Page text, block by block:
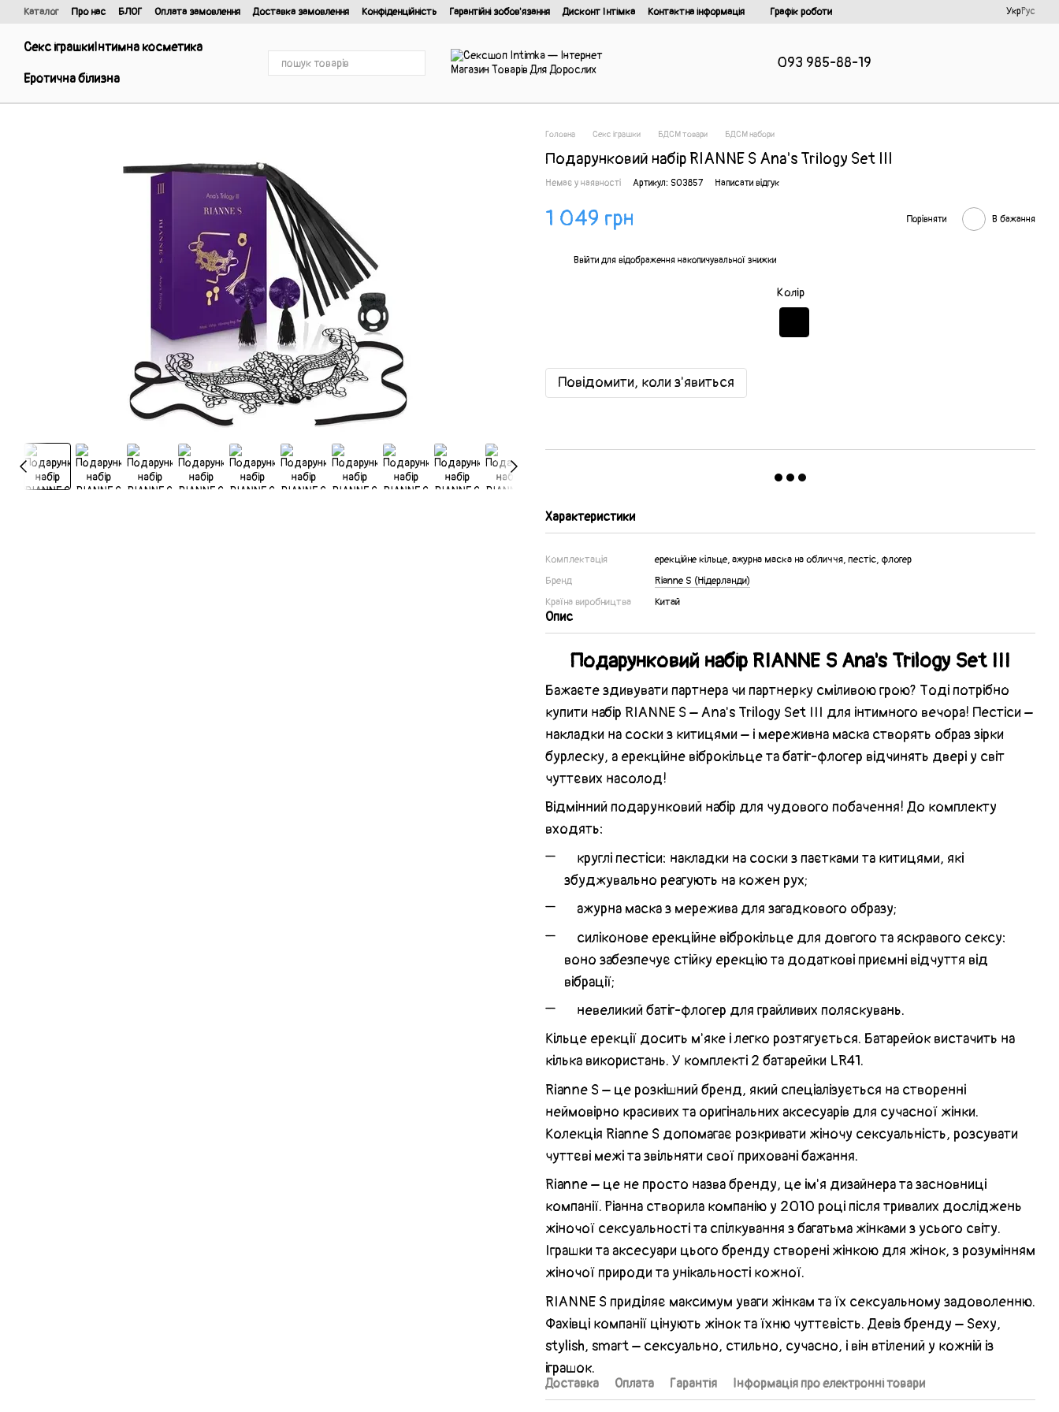
Перейти до основного контенту
Каталог Про нас БЛОГ Оплата замовлення Доставка замовлення Конфіденційність Гарантійні зобов'язання Дисконт Інтімка Контактна інформація
Графік роботи
УкрРус
Секс іграшкиІнтимна косметика
Еротична білизна
093 985-88-19
Головна Секс іграшки БДСМ товари БДСМ набори
Подарунковий набір RIANNE S Ana's Trilogy Set III
Немає у наявності Артикул: SO3857 Написати відгук
1 049 грн Порівняти В бажання
Ввійти для відображення накопичувальної знижки
Колір
Повідомити, коли з'явиться
Характеристики
Комплектація
ерекційне кільце, ажурна маска на обличчя, пестіс, флогер
Бренд
Rianne S (Нідерланди)
Країна виробництва
Китай
Опис
Подарунковий набір RIANNE S Ana's Trilogy Set III
Бажаєте здивувати партнера чи партнерку сміливою грою? Тоді потрібно
купити набір RIANNE S – Ana's Trilogy Set III для інтимного вечора! Пестіси –
накладки на соски з китицями – і мереживна маска створять образ зірки
бурлеску, а ерекційне віброкільце та батіг-флогер відчинять двері у світ
чуттєвих насолод!
Відмінний подарунковий набір для чудового побачення! До комплекту
входять:
круглі пестіси: накладки на соски з паєтками та китицями, які
збуджувально реагують на кожен рух;
ажурна маска з мережива для загадкового образу;
силіконове ерекційне віброкільце для довгого та яскравого сексу:
воно забезпечує стійку ерекцію та додаткові приємні відчуття від
вібрації;
невеликий батіг-флогер для грайливих поляскувань.
Кільце ерекції досить м'яке і легко розтягується. Батарейок вистачить на
кілька використань. У комплекті 2 батарейки LR41.
Rianne S – це розкішний бренд, який спеціалізується на створенні
неймовірно красивих та оригінальних аксесуарів для сучасної жінки.
Колекція Rianne S допомагає розкривати жіночу сексуальність, розсувати
чуттєві межі та звільняти свої приховані бажання.
Rianne – це не просто назва бренду, це ім'я дизайнера та засновниці
компанії. Ріанна створила компанію у 2010 році після тривалих досліджень
жіночої сексуальності та спілкування з багатьма жінками з усього світу.
Іграшки та аксесуари цього бренду створені жінкою для жінок, з розумінням
жіночої природи та унікальності кожної.
RIANNE S приділяє максимум уваги жінкам та їх сексуальному задоволенню.
Фахівці компанії цінують жінок та їхню чуттєвість. Девіз бренду – Sexy,
stylish, smart – сексуально, стильно, сучасно, і він втілений у кожній із
іграшок.
Доставка Оплата Гарантія Інформація про електронні товари